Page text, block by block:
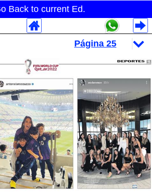
Back to current Ed.
Rubros